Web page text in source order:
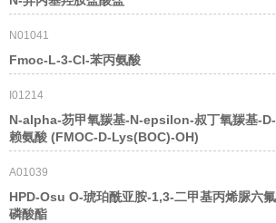
N01041
Fmoc-L-3-Cl-苯丙氨酸
I01214
N-alpha-芴甲氧羰基-N-epsilon-叔丁氧羰基-D-
赖氨酸 (FMOC-D-Lys(BOC)-OH)
A01039
HPD-Osu O-琥珀酰亚胺-1,3-二甲基丙烯脲六氟
磷酸酯